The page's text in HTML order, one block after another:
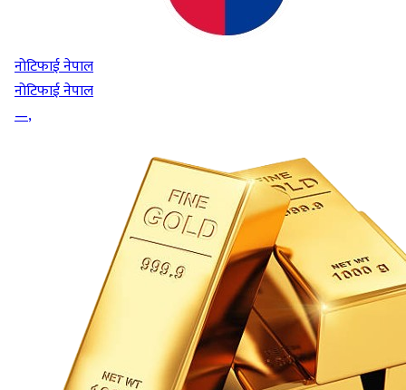
नोटिफाई नेपाल
नोटिफाई नेपाल
—,